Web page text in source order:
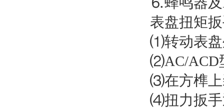
表盘扭矩
⑴转动表盘
⑵AC/ACD
⑶在方榫上
⑷扭力扳手